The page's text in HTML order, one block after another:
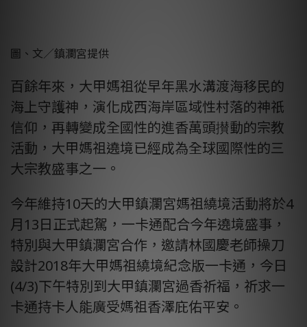
圖、文／鎮瀾宮提供
百餘年來，大甲媽祖從早年黑水溝渡海移民的
海上守護神，演化成西海岸區域性村落的神祇
信仰，再轉變成全國性的進香萬頭攅動的宗教
活動，大甲媽祖遶境已經成為全球國際性的三
大宗教盛事之一。
今年維持10天的大甲鎮瀾宮媽祖繞境活動將於4
月13日正式起駕，一卡通配合今年遶境盛事，
特別與大甲鎮瀾宮合作，邀請林國慶老師操刀
設計2018年大甲媽祖繞境紀念版一卡通，今日
(4/3)下午特別到大甲鎮瀾宮過香祈福，祈求一
卡通持卡人能廣受媽祖香澤庇佑平安。